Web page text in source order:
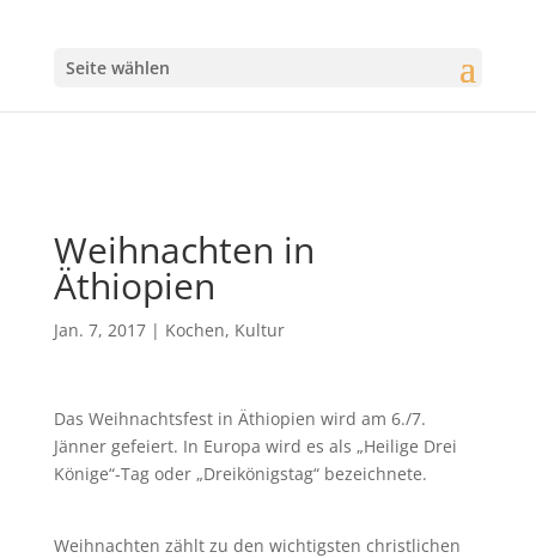
Seite wählen
Weihnachten in
Äthiopien
Jan. 7, 2017| Kochen, Kultur
Das Weihnachtsfest in Äthiopien wird am 6./7.
Jänner gefeiert. In Europa wird es als „Heilige Drei
Könige“-Tag oder „Dreikönigstag“ bezeichnete.
Weihnachten zählt zu den wichtigsten christlichen